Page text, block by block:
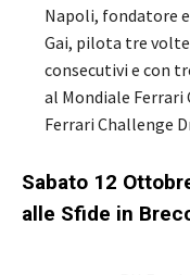
Napoli, fondatore
Gai, pilota tre
consecutivi e con
al Mondiale Ferrari
Ferrari Challenge
Sabato 12
alle Sfide in